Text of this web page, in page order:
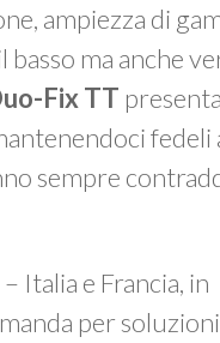
ampiezza di
ma anche
Fix TT
sempre
Italia e Francia, in
per soluzioni